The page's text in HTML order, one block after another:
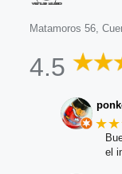
Matamoros 56,
4.5
el